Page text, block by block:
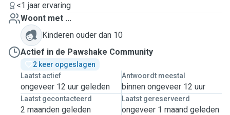
<1 jaar ervaring
Woont met ...
Kinderen ouder dan 10
Actief in de Pawshake Community
2 keer opgeslagen
Laatst actief
ongeveer 12 uur geleden
Antwoordt meestal
binnen ongeveer 12 uur
Laatst gecontacteerd
2 maanden geleden
Laatst gereserveerd
ongeveer 1 maand geleden